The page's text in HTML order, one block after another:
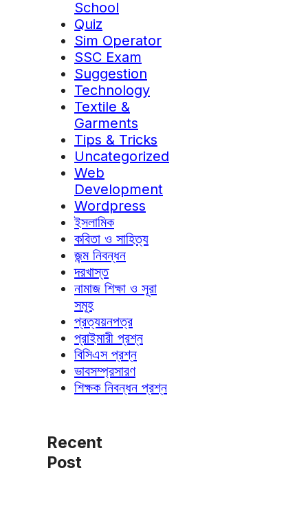
School
Quiz
Sim Operator
SSC Exam
Suggestion
Technology
Textile &
Garments
Tips & Tricks
Uncategorized
Web
Development
Wordpress
ইসলামিক
কবিতা ও সাহিত্য
জন্ম নিবন্ধন
দরখাস্ত
নামাজ শিক্ষা ও সূরা
সমূহ
প্রত্যয়নপত্র
প্রাইমারী প্রশ্ন
বিসিএস প্রশ্ন
ভাবসম্প্রসারণ
শিক্ষক নিবন্ধন প্রশ্ন
Recent
Post